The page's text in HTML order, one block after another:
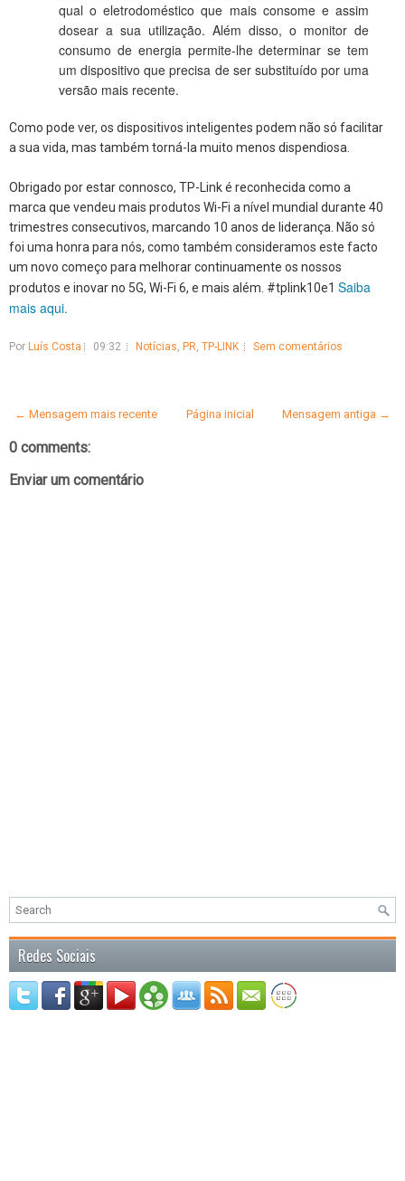
qual o eletrodoméstico que mais consome e assim
dosear a sua utilização. Além disso, o monitor de
consumo de energia permite-lhe determinar se tem
um dispositivo que precisa de ser substituído por uma
versão mais recente.
Como pode ver, os dispositivos inteligentes podem não só facilitar
a sua vida, mas também torná-la muito menos dispendiosa.
Obrigado por estar connosco, TP-Link é reconhecida como a
marca que vendeu mais produtos Wi-Fi a nível mundial durante 40
trimestres consecutivos, marcando 10 anos de liderança. Não só
foi uma honra para nós, como também consideramos este facto
um novo começo para melhorar continuamente os nossos
produtos e inovar no 5G, Wi-Fi 6, e mais além. #tplink10e1 Saiba
mais aqui.
Por Luís Costa 09:32 Notícias, PR, TP-LINK Sem comentários
← Mensagem mais recente Mensagem antiga →
Página inicial
0 comments:
Enviar um comentário
Redes Sociais